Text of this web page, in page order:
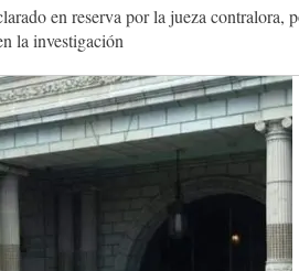
en reserva por la jueza contralora,
la investigación